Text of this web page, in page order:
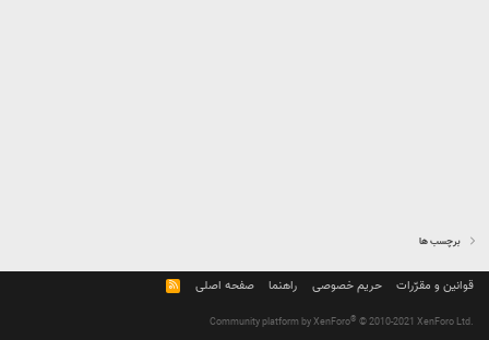
برچسب ها
قوانین و مقرّرات حریم خصوصی راهنما صفحه اصلی
R
S
Community platform by XenForo® © 2010-2021 XenForo Ltd.